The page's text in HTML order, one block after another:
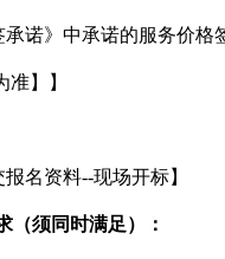
诺》中承诺的服务价格
准】】
报名资料--现场开标】
（须同时满足）：